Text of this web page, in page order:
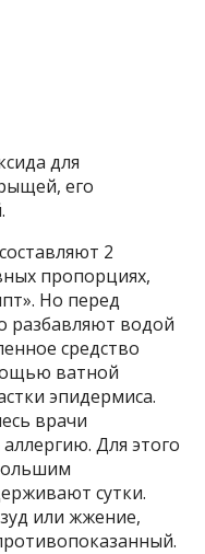
для
его
2
пропорциях,
Но перед
разбавляют водой
средство
ватной
эпидермиса.
врачи
Для этого
сутки.
или жжение,